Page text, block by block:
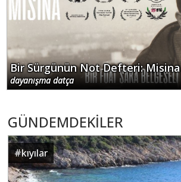
Bir Sürgünün Not Defteri: Misina
dayanışma datça
GÜNDEMDEKİLER
#kıyılar